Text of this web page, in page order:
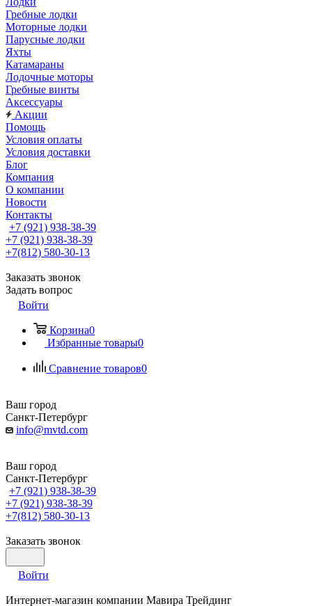
Гребные лодки
Моторные лодки
Парусные лодки
Яхты
Катамараны
Лодочные моторы
Гребные винты
Аксессуары
Акции
Помощь
Условия оплаты
Условия доставки
Блог
Компания
О компании
Новости
Контакты
+7 (921) 938-38-39
+7 (921) 938-38-39
+7(812) 580-30-13
Заказать звонок
Задать вопрос
Войти
Корзина0
Избранные товары0
Сравнение товаров0
Ваш город
Санкт-Петербург
info@mvtd.com
Ваш город
Санкт-Петербург
+7 (921) 938-38-39
+7 (921) 938-38-39
+7(812) 580-30-13
Заказать звонок
Войти
Интернет-магазин компании Мавира Трейдинг